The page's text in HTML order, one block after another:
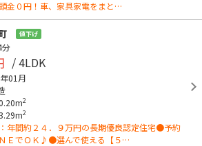
金０円！車、家具家電をまと…
値下げ
分
/ 4LDK
01月
2
2
年間約２４．９万円の長期優良認定住宅●予約
ＥでＯＫ♪●選んで使える【５…